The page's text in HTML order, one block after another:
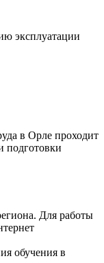
эксплуатации
в Орле проходит
подготовки
Для работы
обучения в